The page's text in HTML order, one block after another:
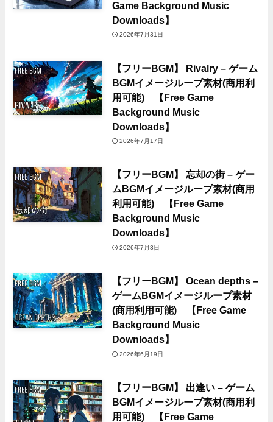
Game Background Music
Downloads】
2026年7月31日
【フリーBGM】 Rivalry – ゲーム
BGMイメージループ素材(商用利
用可能) 【Free Game
Background Music
Downloads】
2026年7月17日
【フリーBGM】 忘却の街 – ゲー
ムBGMイメージループ素材(商用
利用可能) 【Free Game
Background Music
Downloads】
2026年7月3日
【フリーBGM】 Ocean depths –
ゲームBGMイメージループ素材
(商用利用可能) 【Free Game
Background Music
Downloads】
2026年6月19日
【フリーBGM】 出逢い – ゲーム
BGMイメージループ素材(商用利
用可能) 【Free Game